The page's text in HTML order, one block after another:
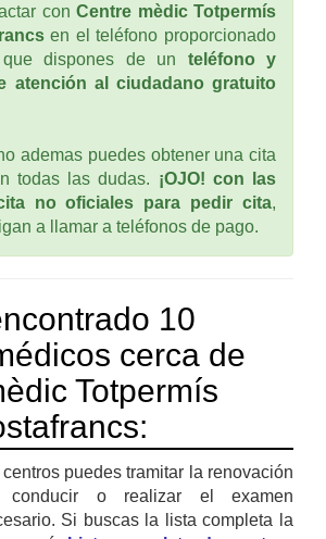
con Centre mèdic Totpermís
en el teléfono proporcionado
dispones de un teléfono y
atención al ciudadano gratuito
ademas puedes obtener una cita
todas las dudas. ¡OJO! con las
no oficiales para pedir cita,
a llamar a teléfonos de pago.
10
cerca de
Totpermís
puedes tramitar la renovación
o realizar el examen
Si buscas la lista completa la